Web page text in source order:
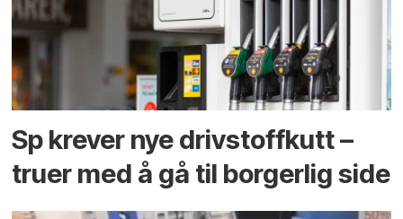
Sp krever nye drivstoffkutt –
truer med å gå til borgerlig side